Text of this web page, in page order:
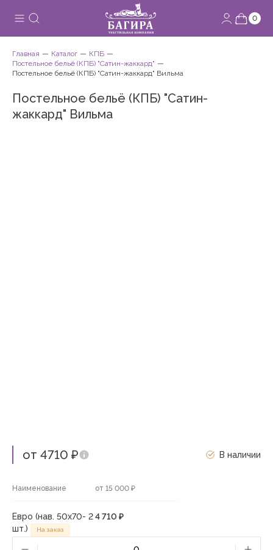
0
Главная Каталог
КПБ
Постельное бельё (КПБ) "Сатин-жаккард"
Постельное бельё (КПБ) "Сатин-жаккард" Вильма
Постельное бельё (КПБ) "Сатин-
жаккард" Вильма
от 4710 ₽ В наличии
Наименование от 15 000 ₽
Евро (нав. 50х70- 2
шт.)
На заказ
4 710 ₽